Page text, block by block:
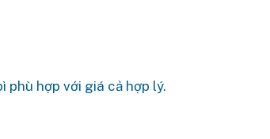
phù hợp với giá cả hợp lý.